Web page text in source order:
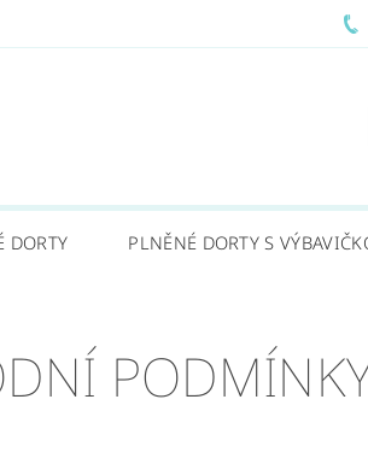
DORTY PLNĚNÉ DORTY S